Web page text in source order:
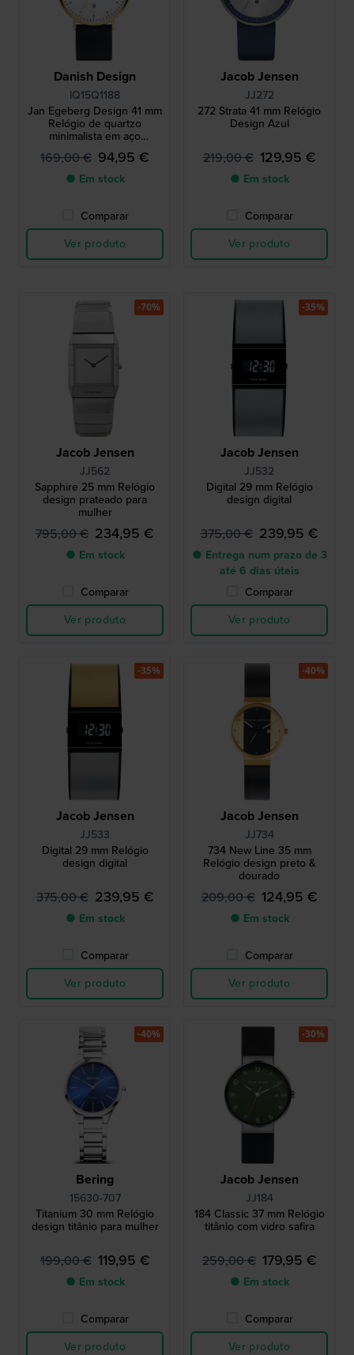
Danish Design
IQ15Q1188
Jan Egeberg Design 41 mm
Relógio de quartzo
minimalista em aço
inoxidável com data
169,00 € 94,95 €
● Em stock
Comparar
Ver produto
Jacob Jensen
JJ272
272 Strata 41 mm Relógio
Design Azul
219,00 € 129,95 €
● Em stock
Comparar
Ver produto
Jacob Jensen
JJ562
Sapphire 25 mm Relógio
design prateado para
mulher
795,00 € 234,95 €
● Em stock
Comparar
Ver produto
-70%
Jacob Jensen
JJ532
Digital 29 mm Relógio
design digital
375,00 € 239,95 €
● Entrega num prazo de 3
até 6 dias úteis
Comparar
Ver produto
-35%
Jacob Jensen
JJ533
Digital 29 mm Relógio
design digital
375,00 € 239,95 €
● Em stock
Comparar
Ver produto
-35%
Jacob Jensen
JJ734
734 New Line 35 mm
Relógio design preto &
dourado
209,00 € 124,95 €
● Em stock
Comparar
Ver produto
-40%
Bering
15630-707
Titanium 30 mm Relógio
design titânio para mulher
199,00 € 119,95 €
● Em stock
Comparar
Ver produto
-40%
Jacob Jensen
JJ184
184 Classic 37 mm Relógio
titânio com vidro safira
259,00 € 179,95 €
● Em stock
Comparar
Ver produto
-30%